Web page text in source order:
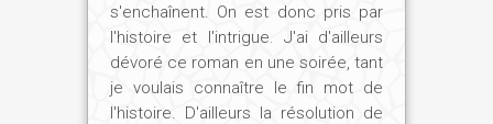
s'enchaînent. On est donc pris par
l'histoire et l'intrigue. J'ai d'ailleurs
dévoré ce roman en une soirée, tant
je voulais connaître le fin mot de
l'histoire. D'ailleurs la résolution de